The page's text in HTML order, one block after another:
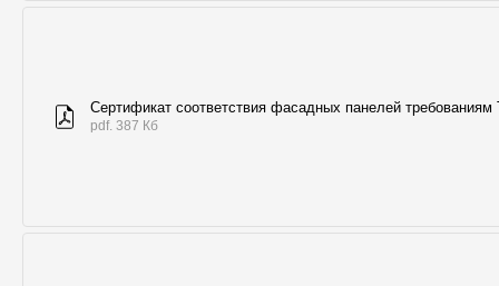
Сертификат соответствия фасадных панелей требованиям
pdf. 387 Кб